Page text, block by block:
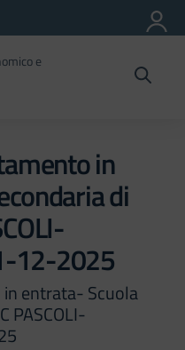
e
in
di
12-2025
entrata- Scuola
PASCOLI-